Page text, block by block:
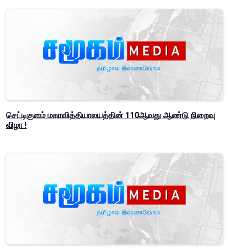
செட்டிகுளம் மகாவித்தியாலயத்தின் 110ஆவது ஆண்டு நிறைவு
விழா !